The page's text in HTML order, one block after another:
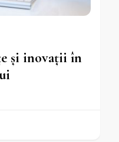
și inovații în